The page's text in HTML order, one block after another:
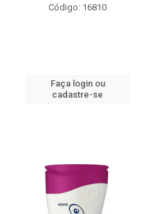
Código: 16810
Faça login ou
cadastre-se